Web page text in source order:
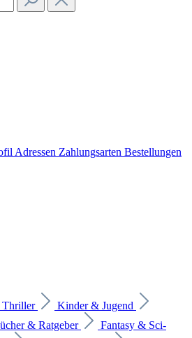
Adressen Zahlungsarten Bestellungen
Kinder & Jugend
& Ratgeber
Fantasy & Sci-